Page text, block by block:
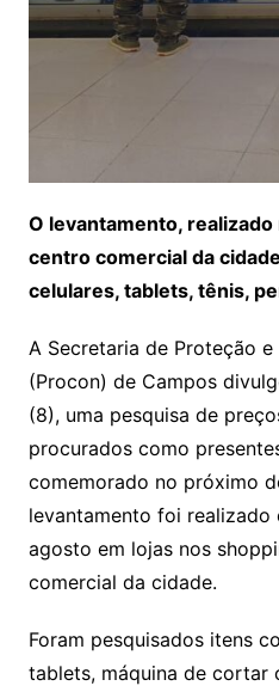
O levantamento,
centro comercial da
celulares, tablets, tênis,
A Secretaria de Proteção
(Procon) de Campos
(8), uma pesquisa de
procurados como
comemorado no próximo
levantamento foi realizado
agosto em lojas nos
comercial da cidade.
Foram pesquisados itens
tablets, máquina de cortar